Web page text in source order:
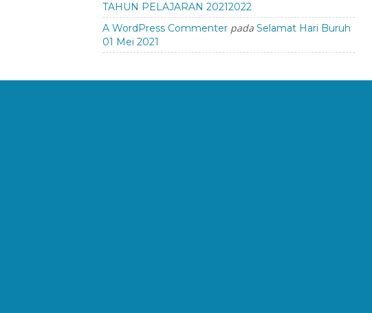
TAHUN PELAJARAN 20212022
A WordPress Commenterpada Selamat Hari Buruh
01 Mei 2021